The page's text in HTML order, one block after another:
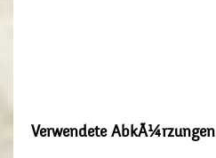
Verwendete AbkÃ¼rzungen